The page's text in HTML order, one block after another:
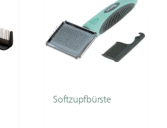
Softzupfbürste